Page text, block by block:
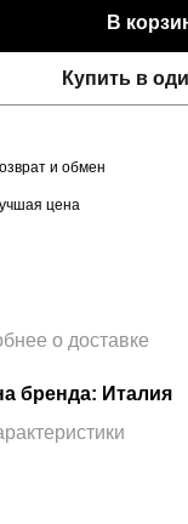
В
Купить в
и обмен
цена
о доставке
бренда: Италия